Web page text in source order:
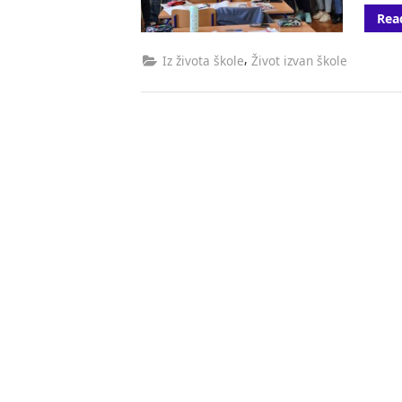
Iz života škole,Život izvan škole